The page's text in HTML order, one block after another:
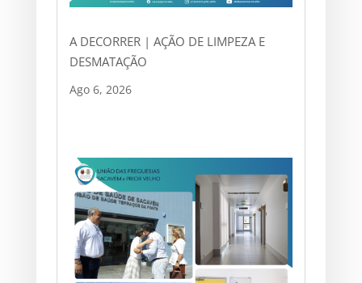
A DECORRER | AÇÃO DE LIMPEZA E
DESMATAÇÃO
Ago 6, 2026